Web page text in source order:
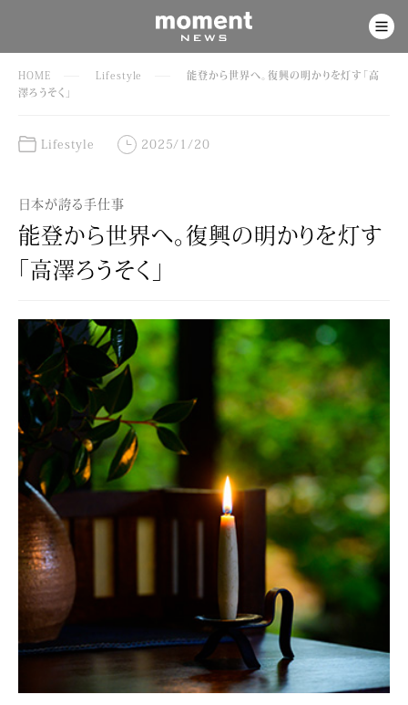
HOME Lifestyle
能登から世界へ。復興の明かりを灯す「高
澤ろうそく」
Lifestyle 2025/1/20
日本が誇る手仕事
能登から世界へ。復興の明かりを灯す
「高澤ろうそく」